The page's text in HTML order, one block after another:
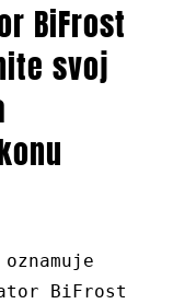
BiFrost
svoj
BiFrost